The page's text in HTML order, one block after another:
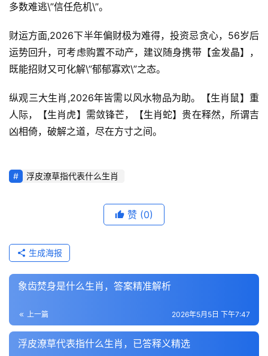
多数难逃\”信任危机\”。
财运方面,2026下半年偏财极为难得，投资忌贪心，56岁后
运势回升，可考虑购置不动产，建议随身携带【金发晶】，
既能招财又可化解\”郁郁寡欢\”之态。
纵观三大生肖,2026年皆需以风水物品为助。【生肖鼠】重
人际，【生肖虎】需敛锋芒，【生肖蛇】贵在释然，所谓吉
凶相倚，破解之道，尽在方寸之间。
浮皮潦草指代表什么生肖
赞 (0)
生成海报
象齿焚身是什么生肖，答案精准解析
上一篇 2026年5月5日 下午7:47
浮皮潦草代表指什么生肖，已答释义精选